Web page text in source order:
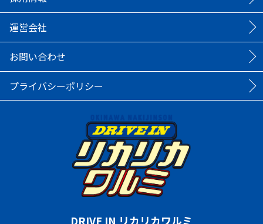
運営会社
お問い合わせ
プライバシーポリシー
DRIVE IN リカリカワルミ